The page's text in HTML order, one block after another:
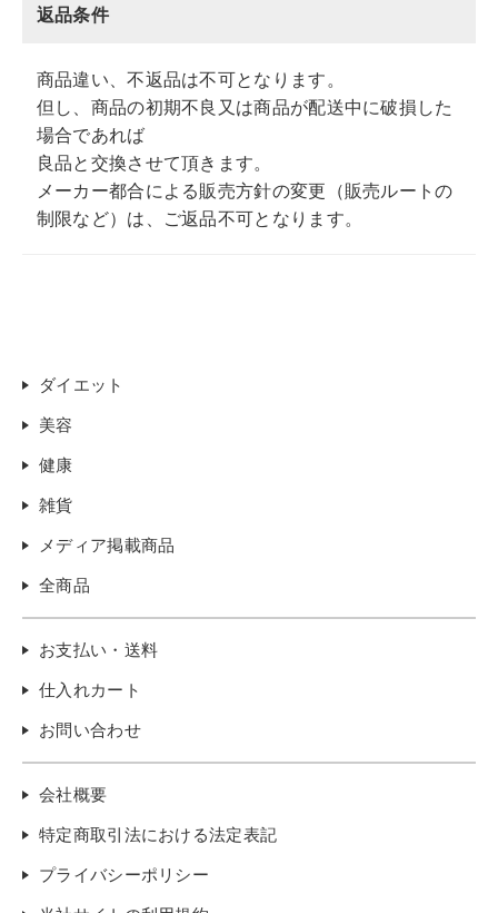
返品条件
商品違い、不返品は不可となります。
但し、商品の初期不良又は商品が配送中に破損した
場合であれば
良品と交換させて頂きます。
メーカー都合による販売方針の変更（販売ルートの
制限など）は、ご返品不可となります。
ダイエット
美容
健康
雑貨
メディア掲載商品
全商品
お支払い・送料
仕入れカート
お問い合わせ
会社概要
特定商取引法における法定表記
プライバシーポリシー